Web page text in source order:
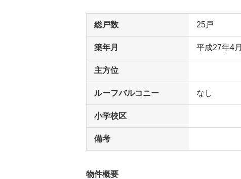
総戸数 25戸
築年月 平成27年4月
主方位
ルーフバルコニー なし
小学校区
備考
物件概要